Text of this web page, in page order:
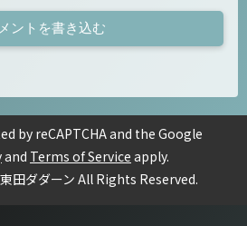
ントを書き込む
by reCAPTCHA and the Google
and Terms of Service apply.
田ダダーン All Rights Reserved.